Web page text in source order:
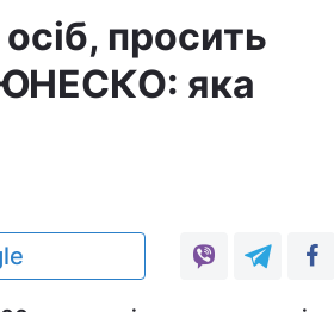
просить
ЮНЕСКО: яка